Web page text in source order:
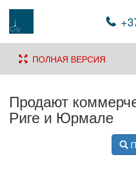
ПОЛНАЯ ВЕРСИЯ
Продают
Риге и Юрмале